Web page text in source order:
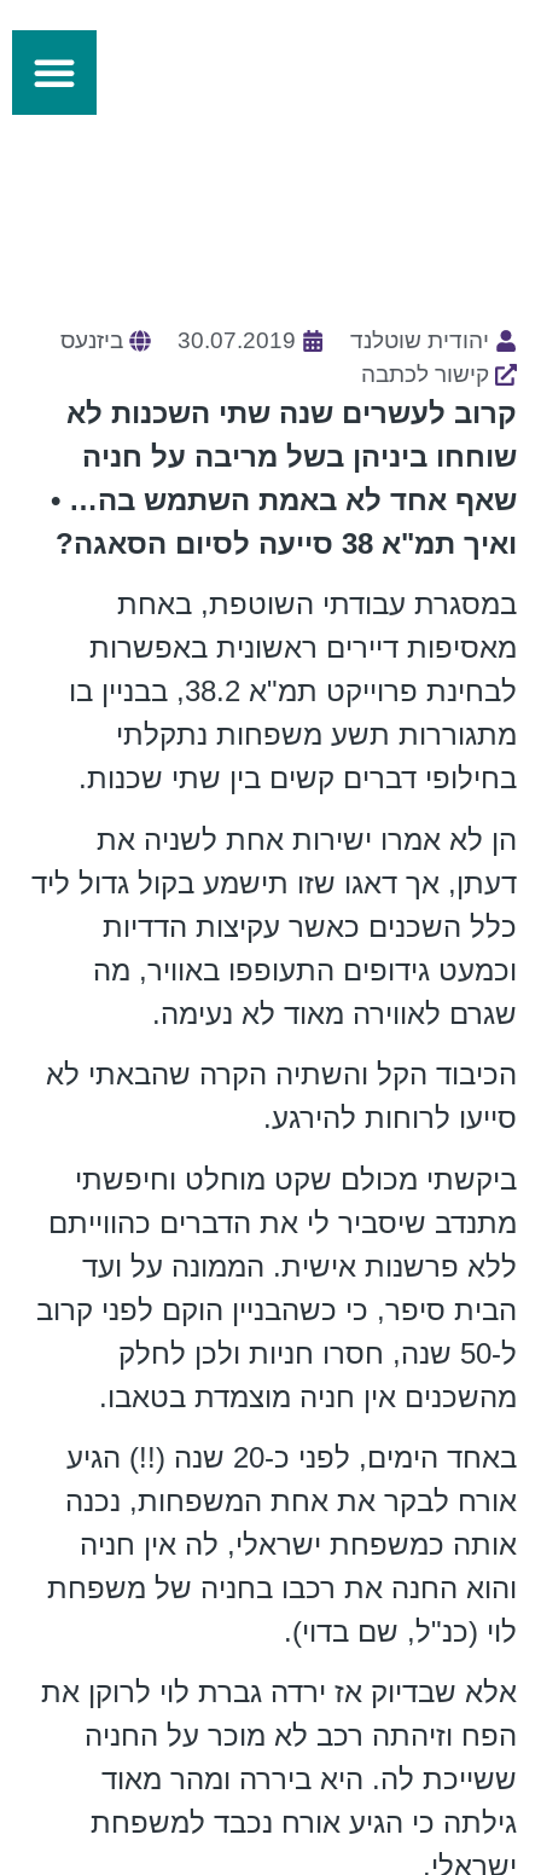
יהודית שוטלנד 30.07.2019
ביזנעס
קישור לכתבה
קרוב לעשרים שנה שתי השכנות לא
שוחחו ביניהן בשל מריבה על חניה
שאף אחד לא באמת השתמש בה… •
ואיך תמ"א 38 סייעה לסיום הסאגה?
במסגרת עבודתי השוטפת, באחת
מאסיפות דיירים ראשונית באפשרות
לבחינת פרוייקט תמ"א 38.2, בבניין בו
מתגוררות תשע משפחות נתקלתי
בחילופי דברים קשים בין שתי שכנות.
הן לא אמרו ישירות אחת לשניה את
דעתן, אך דאגו שזו תישמע בקול גדול ליד
כלל השכנים כאשר עקיצות הדדיות
וכמעט גידופים התעופפו באוויר, מה
שגרם לאווירה מאוד לא נעימה.
הכיבוד הקל והשתיה הקרה שהבאתי לא
סייעו לרוחות להירגע.
ביקשתי מכולם שקט מוחלט וחיפשתי
מתנדב שיסביר לי את הדברים כהווייתם
ללא פרשנות אישית. הממונה על ועד
הבית סיפר, כי כשהבניין הוקם לפני קרוב
ל-50 שנה, חסרו חניות ולכן לחלק
מהשכנים אין חניה מוצמדת בטאבו.
באחד הימים, לפני כ-20 שנה (!!) הגיע
אורח לבקר את אחת המשפחות, נכנה
אותה כמשפחת ישראלי, לה אין חניה
והוא החנה את רכבו בחניה של משפחת
לוי (כנ"ל, שם בדוי).
אלא שבדיוק אז ירדה גברת לוי לרוקן את
הפח וזיהתה רכב לא מוכר על החניה
ששייכת לה. היא ביררה ומהר מאוד
גילתה כי הגיע אורח נכבד למשפחת
ישראלי.